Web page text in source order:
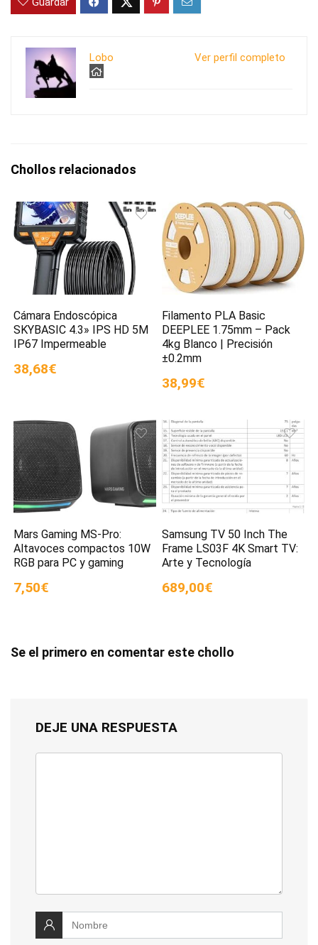
Ver perfil completo
Lobo
Chollos relacionados
Cámara Endoscópica
SKYBASIC 4.3» IPS HD 5M
IP67 Impermeable
38,68€
Filamento PLA Basic
DEEPLEE 1.75mm – Pack
4kg Blanco | Precisión
±0.2mm
38,99€
Mars Gaming MS-Pro:
Altavoces compactos 10W
RGB para PC y gaming
7,50€
Samsung TV 50 Inch The
Frame LS03F 4K Smart TV:
Arte y Tecnología
689,00€
Se el primero en comentar este chollo
DEJE UNA RESPUESTA